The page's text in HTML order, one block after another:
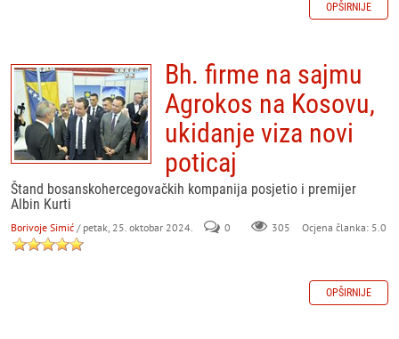
OPŠIRNIJE
Bh. firme na sajmu
Agrokos na Kosovu,
ukidanje viza novi
poticaj
Štand bosanskohercegovačkih kompanija posjetio i premijer
Albin Kurti
Borivoje Simić / petak, 25. oktobar 2024. 0 305 Ocjena članka: 5.0
OPŠIRNIJE